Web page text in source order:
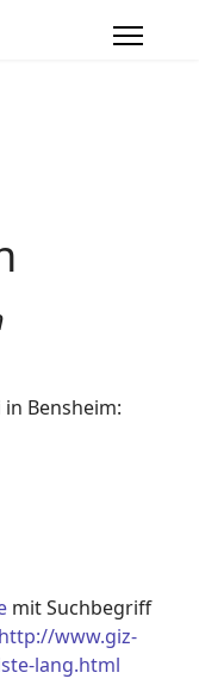
Bensheim:
mit Suchbegriff
http://www.giz-
lang.html